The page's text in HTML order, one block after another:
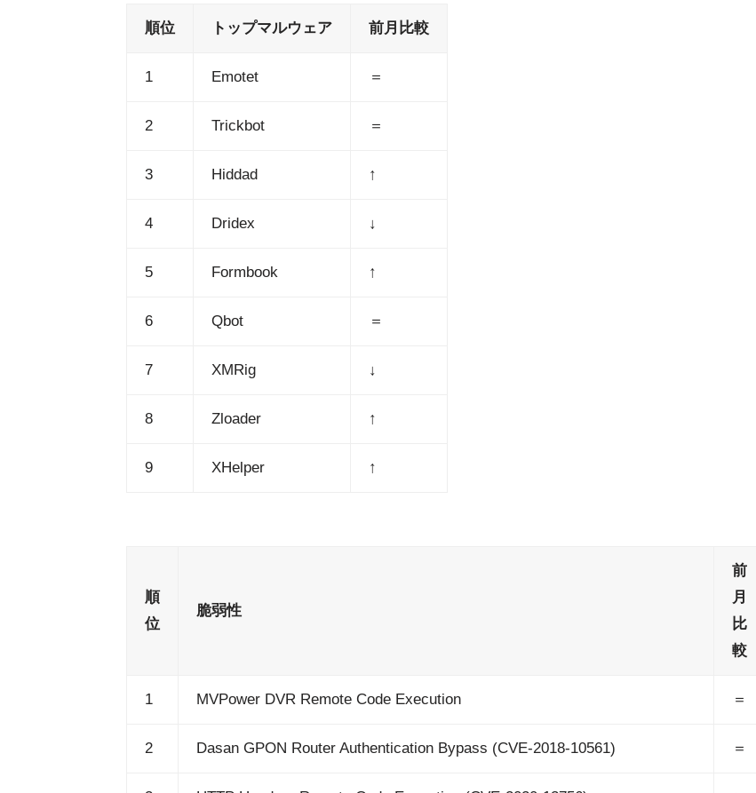
順位 トップマルウェア 前月比較
1 Emotet ＝
2 Trickbot ＝
3 Hiddad ↑
4 Dridex ↓
5 Formbook ↑
6 Qbot ＝
7 XMRig ↓
8 Zloader ↑
9 XHelper ↑
順
位
脆弱性
前
月
比
較
1 MVPower DVR Remote Code Execution ＝
2 Dasan GPON Router Authentication Bypass (CVE-2018-10561) ＝